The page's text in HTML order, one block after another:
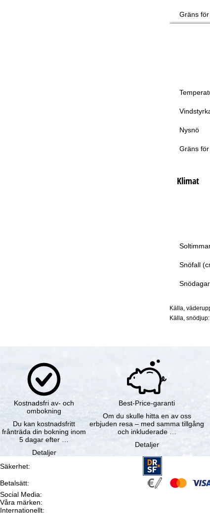
Gräns
Nysnö
Gräns
Klimat
Snöfall
Snödagar
Källa,
Källa,
Kostnadsfri av- och
ombokning
Du kan kostnadsfritt
frånträda din bokning inom
5 dagar efter …
Detaljer
Best-Price-garanti
Om du skulle hitta en av oss
erbjuden resa – med samma tillgång
och inkluderade …
Detaljer
Säkerhet:
Betalsätt:
Social Media:
Våra märken:
Internationellt: